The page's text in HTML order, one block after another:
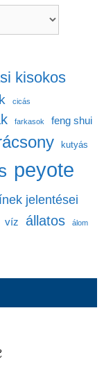
kisokos
cicás
farkasok feng shui
kutyás
peyote
jelentései
víz állatos álom